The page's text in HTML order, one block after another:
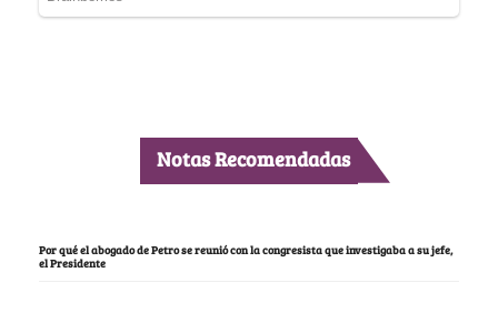
Notas Recomendadas
Por qué el abogado de Petro se reunió con la congresista que investigaba a su jefe,
el Presidente